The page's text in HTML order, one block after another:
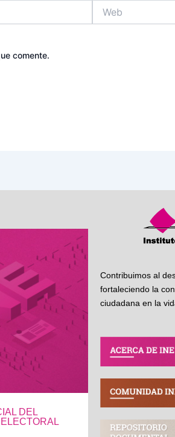
comente.
DEL
Contribuimos al
fortaleciendo la
ciudadana en la